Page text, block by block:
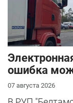
ошибка
07 августа 2026